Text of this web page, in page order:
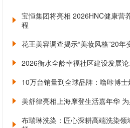
宝恒集团将亮相 2026HNC健康营
程
花王美容调查揭示“美妆风格”20年
2026衡水全龄幸福社区建设发展
10万台销量到全球品牌：噜咔博
美舒律亮相上海摩登生活嘉年华
布瑞琳洗染：匠心深耕高端洗染